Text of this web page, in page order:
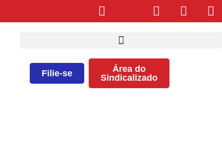
Filie-se
Área do
Sindicalizado